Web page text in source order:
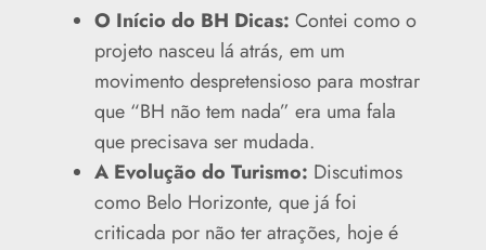
O Início do BH Dicas: Contei como o
projeto nasceu lá atrás, em um
movimento despretensioso para mostrar
que “BH não tem nada” era uma fala
que precisava ser mudada.
A Evolução do Turismo: Discutimos
como Belo Horizonte, que já foi
criticada por não ter atrações, hoje é